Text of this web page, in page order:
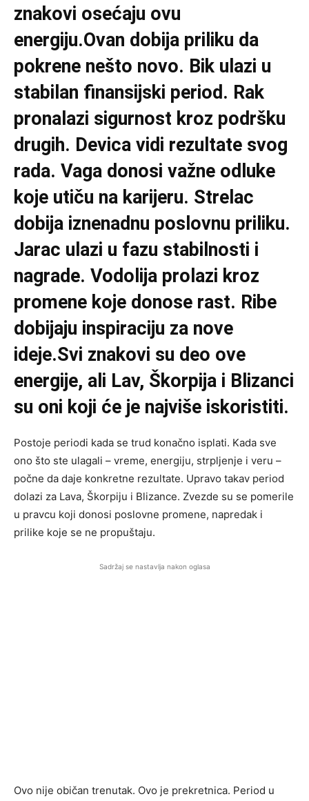
znakovi osećaju ovu
energiju.Ovan dobija priliku da
pokrene nešto novo. Bik ulazi u
stabilan finansijski period. Rak
pronalazi sigurnost kroz podršku
drugih. Devica vidi rezultate svog
rada. Vaga donosi važne odluke
koje utiču na karijeru. Strelac
dobija iznenadnu poslovnu priliku.
Jarac ulazi u fazu stabilnosti i
nagrade. Vodolija prolazi kroz
promene koje donose rast. Ribe
dobijaju inspiraciju za nove
ideje.Svi znakovi su deo ove
energije, ali Lav, Škorpija i Blizanci
su oni koji će je najviše iskoristiti.
Postoje periodi kada se trud konačno isplati. Kada sve
ono što ste ulagali – vreme, energiju, strpljenje i veru –
počne da daje konkretne rezultate. Upravo takav period
dolazi za Lava, Škorpiju i Blizance. Zvezde su se pomerile
u pravcu koji donosi poslovne promene, napredak i
prilike koje se ne propuštaju.
Sadržaj se nastavlja nakon oglasa
Ovo nije običan trenutak. Ovo je prekretnica. Period u